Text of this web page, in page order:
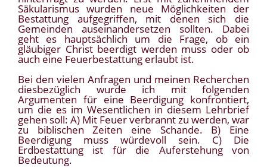
Säkularismus wurden neue Möglichkeiten der
Bestattung aufgegriffen, mit denen sich die
Gemeinden auseinandersetzen sollten. Dabei
geht es hauptsächlich um die Frage, ob ein
gläubiger Christ beerdigt werden muss oder ob
auch eine Feuerbestattung erlaubt ist.
Bei den vielen Anfragen und meinen Recherchen
diesbezüglich wurde ich mit folgenden
Argumenten für eine Beerdigung konfrontiert,
um die es im Wesentlichen in diesem Lehrbrief
gehen soll: A) Mit Feuer verbrannt zu werden, war
zu biblischen Zeiten eine Schande. B) Eine
Beerdigung muss würdevoll sein. C) Die
Erdbestattung ist für die Auferstehung von
Bedeutung.